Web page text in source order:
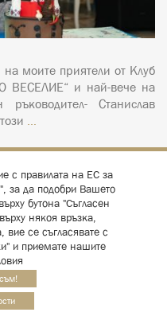
моите приятели от Клуб
ВЕСЕЛИЕ“ и най-вече на
ръководител- Станислав
…
с правилата на ЕС за
за да подобри Вашето
бутона "Съгласен
някоя връзка,
вие се съгласявате с
и приемате нашите